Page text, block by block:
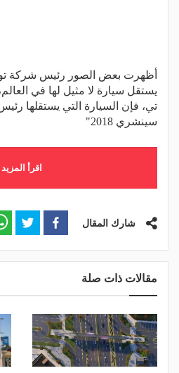
أظهرت بعض الصور رئيس شركة
يستقل سيارة لا مثيل لها في
تي، فإن السيارة التي يستقلها رئيس
سينشري 2018"
اقرأ المزيد
شارك المقال
مقالات ذات صلة